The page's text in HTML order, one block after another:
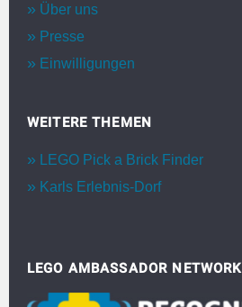
Über uns
Presse
Einwilligungen
WEITERE THEMEN
LEGO Pick a Brick Finder
Karls Erlebnis-Dorf
LEGO AMBASSADOR NETWORK